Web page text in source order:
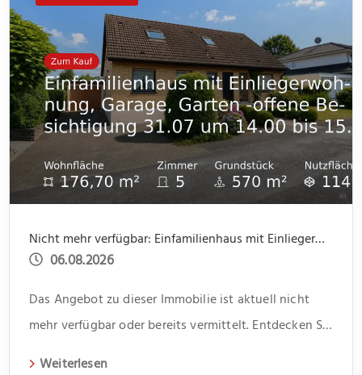
Nicht mehr verfügbar: Einfamilienhaus mit Einliegerwohnung, Garage, Garten -offene Besichtigung 31.07 um 14.00 bis 15.30
06.08.2026
Das Angebot zu dieser Immobilie ist aktuell nicht
mehr verfügbar oder bereits vermittelt. Entdecken Sie
Weiterlesen